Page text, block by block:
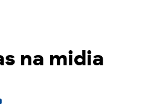
na midia